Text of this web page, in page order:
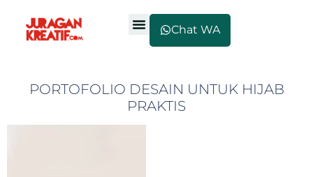
Chat WA
PORTOFOLIO DESAIN UNTUK HIJAB
PRAKTIS